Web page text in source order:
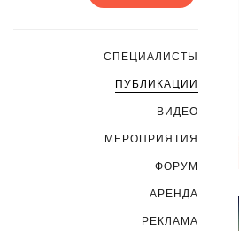
CПЕЦИАЛИСТЫ
ПУБЛИКАЦИИ
ВИДЕО
МЕРОПРИЯТИЯ
ФОРУМ
АРЕНДА
РЕКЛАМА